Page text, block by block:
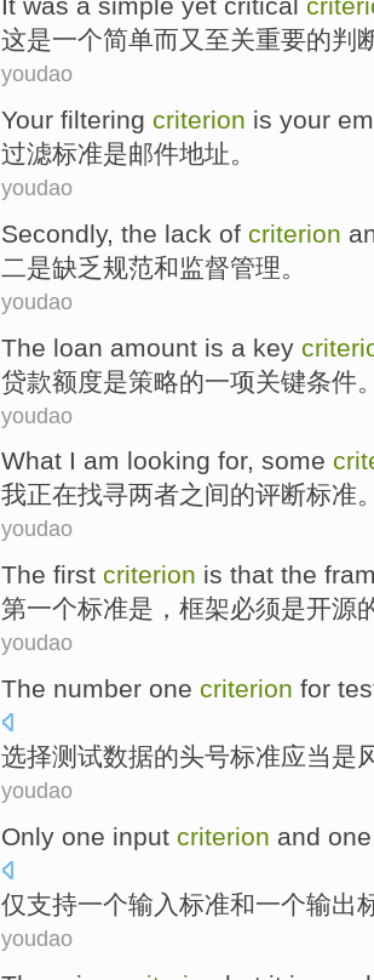
It was a simple yet critical
这是一个简单而又 至关重要的判
youdao
Your filtering criterion is your
过滤标准是邮件地址。
youdao
Secondly, the lack of criterion
二是缺乏规范和监督管理。
youdao
The loan amount is a key
贷款额度是策略的一项关键条件
youdao
What I am looking for, some
我正在找寻两者之间的评断标准
youdao
The first criterion is that the
第一个标准是 ， 框架必须是开源
youdao
The number one criterion for
选择测试数据的头号标准应当是
youdao
Only one input criterion and
仅支持一个输入标准和一个输出
youdao